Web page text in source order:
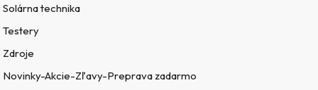
Solárna technika
Testery
Zdroje
Novinky-Akcie-Zľavy-Preprava zadarmo